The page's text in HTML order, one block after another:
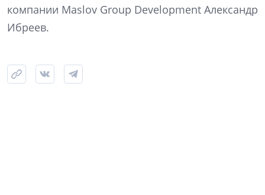
компании Maslov Group Development Александр
Ибреев.